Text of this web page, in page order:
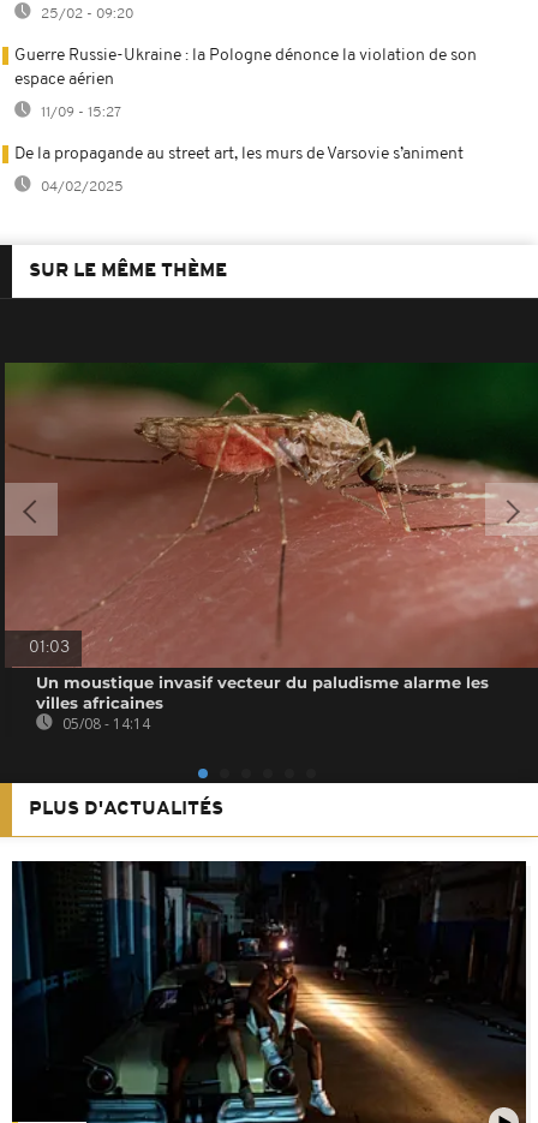
25/02 - 09:20
Guerre Russie-Ukraine : la Pologne dénonce la violation de son
espace aérien
11/09 - 15:27
De la propagande au street art, les murs de Varsovie s’animent
04/02/2025
SUR LE MÊME THÈME
01:03
Un moustique invasif vecteur du paludisme alarme les
villes africaines
05/08 - 14:14
PLUS D'ACTUALITÉS